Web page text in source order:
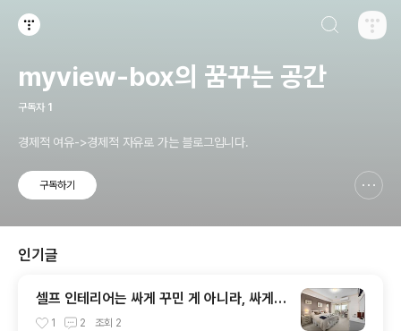
myview-box의 꿈꾸는 공간
구독자 1
경제적 여유->경제적 자유로 가는 블로그입니다.
구독하기
인기글
셀프 인테리어는 싸게 꾸민 게 아니라, 싸게
망한 거였다
1 2 조회 2